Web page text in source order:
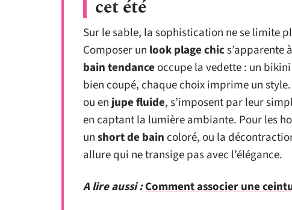
cet été
Sur le sable, la sophistication ne se limite
Composer un look plage chics’apparente
bain tendance occupe la vedette : un
bien coupé, chaque choix imprime un
ou enjupe fluide, s’imposent par leur
en captant la lumière ambiante. Pour les
unshort de bain coloré, ou la
allure qui ne transige pas avec l’élégance.
A lire aussi :Comment associer une